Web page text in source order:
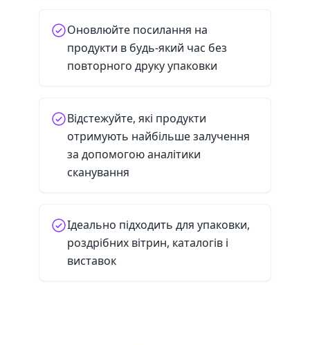
Оновлюйте посилання на
продукти в будь-який час без
повторного друку упаковки
Відстежуйте, які продукти
отримують найбільше залучення
за допомогою аналітики
сканування
Ідеально підходить для упаковки,
роздрібних вітрин, каталогів і
виставок